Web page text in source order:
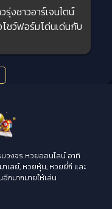
รุ่งชาวอาร์เจนไตน์
โชว์ฟอร์มโด่นเด่นกับ
วงจร หวยออนไลน์ อาทิ
เลย์, หวยหุ้น, หวยยี่กี และ
กมากมายให้เล่น